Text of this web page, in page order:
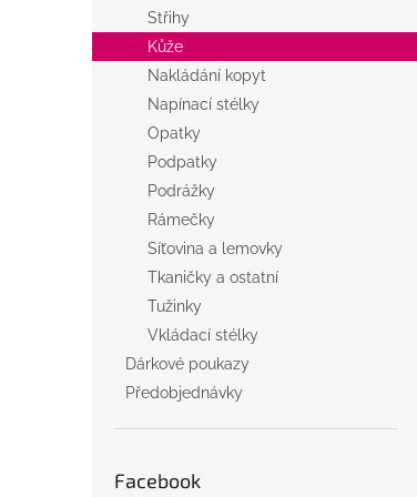
e
l
Střihy
Kůže
Nakládání kopyt
Napínací stélky
Opatky
Podpatky
Podrážky
Rámečky
Síťovina a lemovky
Tkaničky a ostatní
Tužinky
Vkládací stélky
Dárkové poukazy
Předobjednávky
Facebook